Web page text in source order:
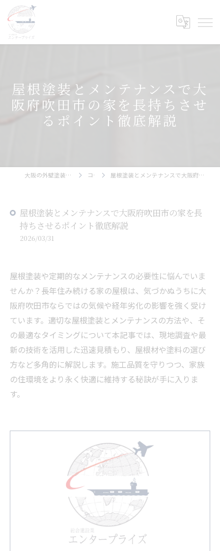
屋根塗装とメンテナンスで大
阪府吹田市の家を長持ちさせ
るポイント徹底解説
大阪の外壁塗装ならエンタープライズ コラム 屋根塗装とメンテナンスで大阪府吹田市の家を長持ちさせるポイント徹底解説
屋根塗装とメンテナンスで大阪府吹田市の家を長
持ちさせるポイント徹底解説
2026/03/31
屋根塗装や定期的なメンテナンスの必要性に悩んでいま
せんか？長年住み続ける家の屋根は、気づかぬうちに大
阪府吹田市ならではの気候や経年劣化の影響を強く受け
ています。適切な屋根塗装とメンテナンスの方法や、そ
の最適なタイミングについて本記事では、現地調査や最
新の技術を活用した迅速見積もり、屋根材や塗料の選び
方など多角的に解説します。施工品質を守りつつ、家族
の住環境をより永く快適に維持する秘訣が手に入りま
す。